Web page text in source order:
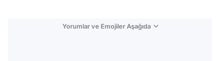
Yorumlar ve Emojiler Aşağıda